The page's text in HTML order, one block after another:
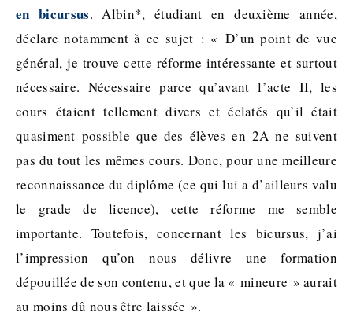
en bicursus. Albin*, étudiant en deuxième année,
déclare notamment à ce sujet : « D’un point de vue
général, je trouve cette réforme intéressante et surtout
nécessaire. Nécessaire parce qu’avant l’acte II, les
cours étaient tellement divers et éclatés qu’il était
quasiment possible que des élèves en 2A ne suivent
pas du tout les mêmes cours. Donc, pour une meilleure
reconnaissance du diplôme (ce qui lui a d’ailleurs valu
le grade de licence), cette réforme me semble
importante. Toutefois, concernant les bicursus, j’ai
l’impression qu’on nous délivre une formation
dépouillée de son contenu, et que la « mineure » aurait
au moins dû nous être laissée ».